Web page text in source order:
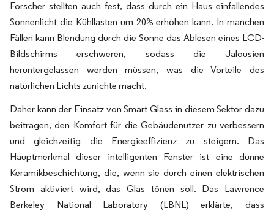
Forscher stellten auch fest, dass durch ein Haus einfallendes
Sonnenlicht die Kühllasten um 20% erhöhen kann. In manchen
Fällen kann Blendung durch die Sonne das Ablesen eines LCD-
Bildschirms erschweren, sodass die Jalousien
heruntergelassen werden müssen, was die Vorteile des
natürlichen Lichts zunichte macht.
Daher kann der Einsatz von Smart Glass in diesem Sektor dazu
beitragen, den Komfort für die Gebäudenutzer zu verbessern
und gleichzeitig die Energieeffizienz zu steigern. Das
Hauptmerkmal dieser intelligenten Fenster ist eine dünne
Keramikbeschichtung, die, wenn sie durch einen elektrischen
Strom aktiviert wird, das Glas tönen soll. Das Lawrence
Berkeley National Laboratory (LBNL) erklärte, dass